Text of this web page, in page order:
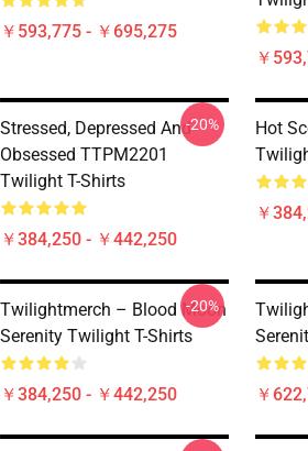
￥593,775 - ￥695,275
￥
Stressed, Depressed And
Obsessed TTPM2201
Twilight T-Shirts
￥384,250 - ￥442,250
-20%
Hot
￥
Twilightmerch – Blood Moon
Serenity Twilight T-Shirts
￥384,250 - ￥442,250
-20%
￥